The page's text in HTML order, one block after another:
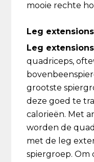
mooie rechte
Leg extensions
Leg extensions
quadriceps,
grootste
deze goed te
calorieën. Met
worden de
met de leg
spiergroep. Om